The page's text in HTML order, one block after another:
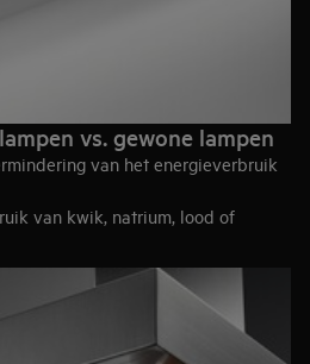
vs. gewone lampen
van het energieverbruik
van kwik, natrium, lood of
Levensverwachting van 50.000
de onderhoudskosten.